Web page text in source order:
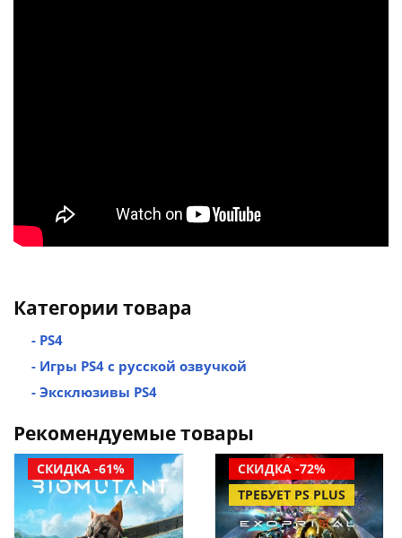
Категории товара
- PS4
- Игры PS4 с русской озвучкой
- Эксклюзивы PS4
Рекомендуемые товары
СКИДКА -61%
СКИДКА -72%
ТРЕБУЕТ PS PLUS